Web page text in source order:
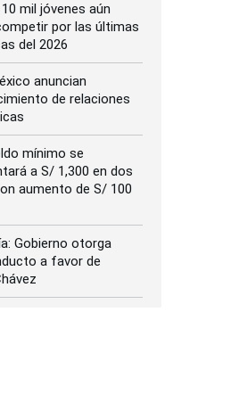
mil jóvenes aún
por las últimas
del 2026
anuncian
de relaciones
mínimo se
a S/ 1,300 en dos
aumento de S/ 100
Gobierno otorga
a favor de